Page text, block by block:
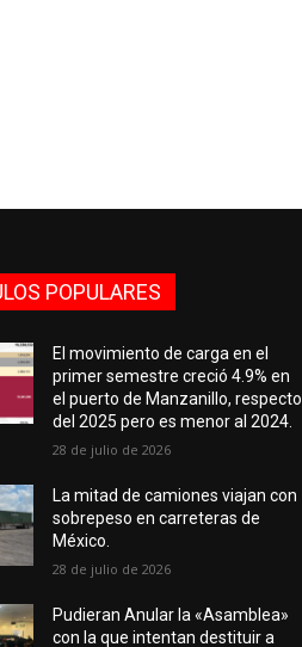
POPULARES
El movimiento de carga en el
primer semestre creció 4.9% en
el puerto de Manzanillo, respecto
del 2025 pero es menor al 2024.
28 de julio de 2026
La mitad de camiones viajan con
sobrepeso en carreteras de
México.
28 de julio de 2026
Pudieran Anular la «Asamblea»
con la que intentan destituir a